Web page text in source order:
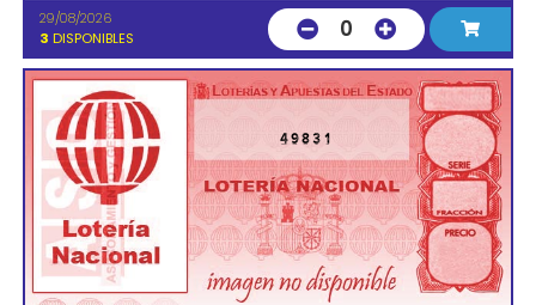
29/08/2026
3 DISPONIBLES 0
49831